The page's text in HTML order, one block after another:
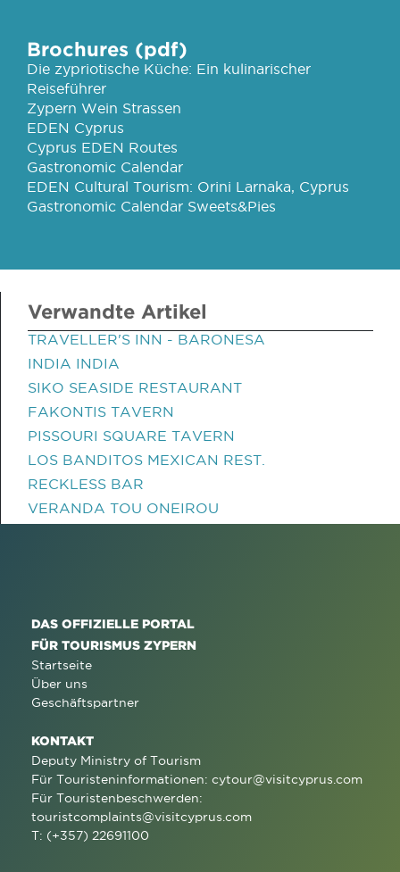
Brochures (pdf)
Die zypriotische Küche: Ein kulinarischer
Reiseführer
Zypern Wein Strassen
EDEN Cyprus
Cyprus EDEN Routes
Gastronomic Calendar
EDEN Cultural Tourism: Orini Larnaka, Cyprus
Gastronomic Calendar Sweets&Pies
Verwandte Artikel
TRAVELLER'S INN - BARONESA
INDIA INDIA
SIKO SEASIDE RESTAURANT
FAKONTIS TAVERN
PISSOURI SQUARE TAVERN
LOS BANDITOS MEXICAN REST.
RECKLESS BAR
VERANDA TOU ONEIROU
DAS OFFIZIELLE PORTAL
FÜR TOURISMUS ZYPERN
Startseite
Über uns
Geschäftspartner
KONTAKT
Deputy Ministry of Tourism
Für Touristeninformationen: cytour@visitcyprus.com
Für Touristenbeschwerden:
touristcomplaints@visitcyprus.com
T: (+357) 22691100